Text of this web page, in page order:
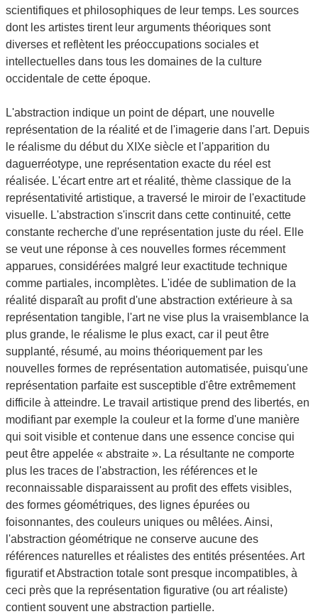
scientifiques et philosophiques de leur temps. Les sources
dont les artistes tirent leur arguments théoriques sont
diverses et reflètent les préoccupations sociales et
intellectuelles dans tous les domaines de la culture
occidentale de cette époque.
L'abstraction indique un point de départ, une nouvelle
représentation de la réalité et de l'imagerie dans l'art. Depuis
le réalisme du début du XIXe siècle et l'apparition du
daguerréotype, une représentation exacte du réel est
réalisée. L'écart entre art et réalité, thème classique de la
représentativité artistique, a traversé le miroir de l'exactitude
visuelle. L'abstraction s'inscrit dans cette continuité, cette
constante recherche d'une représentation juste du réel. Elle
se veut une réponse à ces nouvelles formes récemment
apparues, considérées malgré leur exactitude technique
comme partiales, incomplètes. L'idée de sublimation de la
réalité disparaît au profit d'une abstraction extérieure à sa
représentation tangible, l'art ne vise plus la vraisemblance la
plus grande, le réalisme le plus exact, car il peut être
supplanté, résumé, au moins théoriquement par les
nouvelles formes de représentation automatisée, puisqu'une
représentation parfaite est susceptible d'être extrêmement
difficile à atteindre. Le travail artistique prend des libertés, en
modifiant par exemple la couleur et la forme d'une manière
qui soit visible et contenue dans une essence concise qui
peut être appelée « abstraite ». La résultante ne comporte
plus les traces de l'abstraction, les références et le
reconnaissable disparaissent au profit des effets visibles,
des formes géométriques, des lignes épurées ou
foisonnantes, des couleurs uniques ou mêlées. Ainsi,
l'abstraction géométrique ne conserve aucune des
références naturelles et réalistes des entités présentées. Art
figuratif et Abstraction totale sont presque incompatibles, à
ceci près que la représentation figurative (ou art réaliste)
contient souvent une abstraction partielle.